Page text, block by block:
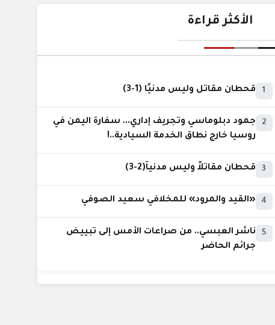
الأكثر قراءة
1 قحطان مقاتل وليس مدنيًا (1-3)
2
جمود دبلوماسي وتجريف إداري... سفارة اليمن في
روسيا خارج نطاق الخدمة السيادية..!
3 قحطان مقاتلاً وليس مدنياً(2-3)
4 «القيد والمرود» للمخلافي سعيد الصوفي
5
ناشر العبسي.. من صراعات الأمس إلى تبييض
جرائم الحاضر